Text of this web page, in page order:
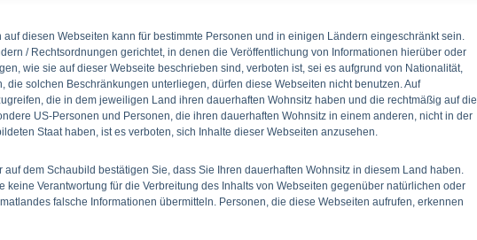
Zertifikate mit Kapitalschutz mit Cap
Solactive Cyber Security Thematic
Index
Cash
23.01.2024
20.01.2028
100,00 %
4.689,530 Pkt.
diesen Webseiten kann für bestimmte Personen und in einigen Ländern eingeschränkt sein.
/ Rechtsordnungen gerichtet, in denen die Veröffentlichung von Informationen hierüber oder
wie sie auf dieser Webseite beschrieben sind, verboten ist, sei es aufgrund von Nationalität,
die solchen Beschränkungen unterliegen, dürfen diese Webseiten nicht benutzen. Auf
die in dem jeweiligen Land ihren dauerhaften Wohnsitz haben und die rechtmäßig auf die
US-Personen und Personen, die ihren dauerhaften Wohnsitz in einem anderen, nicht in der
Staat haben, ist es verboten, sich Inhalte dieser Webseiten anzusehen.
dem Schaubild bestätigen Sie, dass Sie Ihren dauerhaften Wohnsitz in diesem Land haben.
keine Verantwortung für die Verbreitung des Inhalts von Webseiten gegenüber natürlichen oder
falsche Informationen übermitteln. Personen, die diese Webseiten aufrufen, erkennen